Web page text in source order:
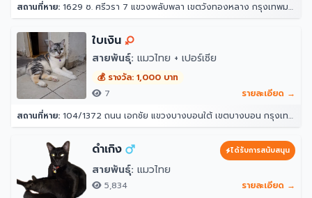
สถานที่หาย: 1629 ซ. ศรีวรา 7 แขวงพลับพลา เขตวังทองหลาง กรุงเทพมหานคร 10312
ใบเงิน
สายพันธุ์: แมวไทย + เปอร์เซีย
💰 รางวัล: 1,000 บาท
7
รายละเอียด →
สถานที่หาย: 104/1372 ถนน เอกชัย แขวงบางบอนใต้ เขตบางบอน กรุงเทพมหานคร 10150
ดำเกิง ได้รับการสนับสนุน
สายพันธุ์: แมวไทย
5,834 รายละเอียด →